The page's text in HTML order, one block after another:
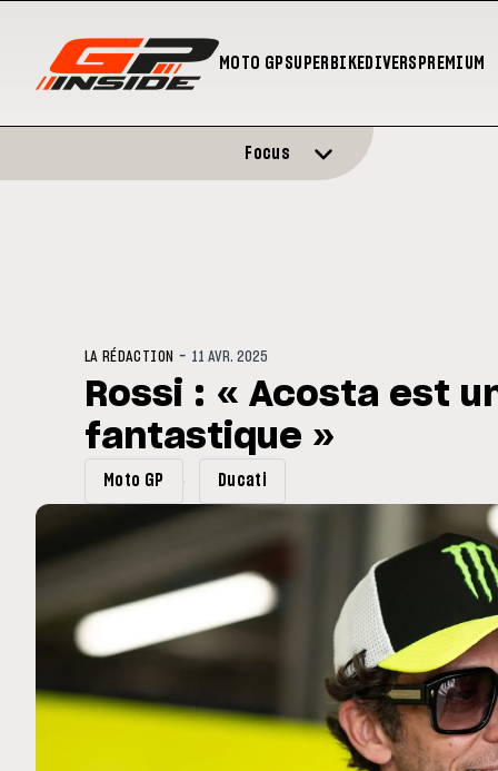
MOTO GPSUPERBIKEDIVERS PREMIUM
club spécial dans
Zarco évite l'opération et
Focus
LA RÉDACTION - 11 AVR. 2025
Rossi : « Acosta est
fantastique »
Moto GP Ducati